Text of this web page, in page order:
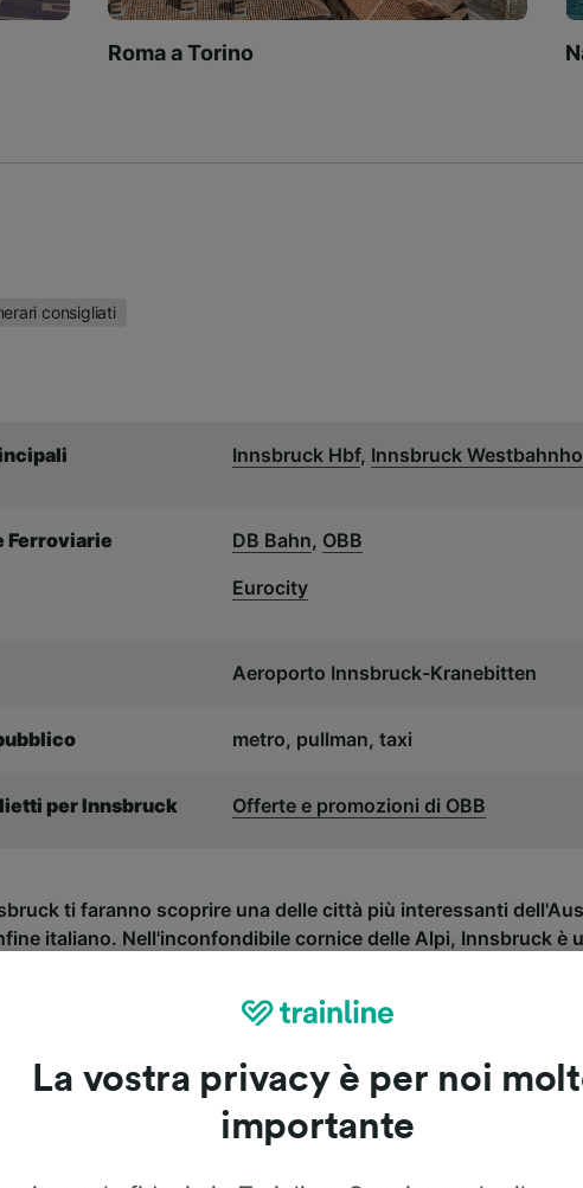
Roma a Torino
consigliati
Innsbruck Hbf, Innsbruck
Ferroviarie DB Bahn, OBB
Eurocity
Aeroporto Innsbruck-Kranebitten
metro, pullman, taxi
per Innsbruck Offerte e promozioni di OBB
ti faranno scoprire una delle città più interessanti
italiano. Nell'inconfondibile cornice delle Alpi, Innsbruck è
sci. Vanta inoltre scorci naturali unici e un centro dinamico e
La vostra privacy è per noi
importante